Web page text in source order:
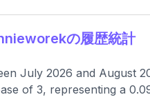
の履歴統計
July 2026 and August
of 3, representing a